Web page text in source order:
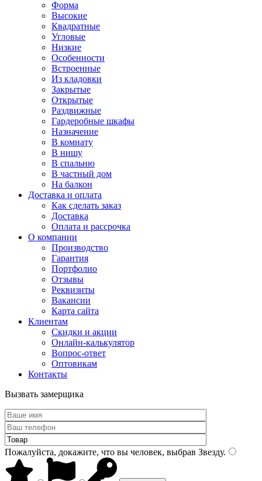
Форма
Высокие
Квадратные
Угловые
Низкие
Особенности
Встроенные
Из кладовки
Закрытые
Открытые
Раздвижные
Гардеробные шкафы
Назначение
В комнату
В нишу
В спальню
В частный дом
На балкон
Доставка и оплата
Как сделать заказ
Доставка
Оплата и рассрочка
О компании
Производство
Гарантия
Портфолио
Отзывы
Реквизиты
Вакансии
Карта сайта
Клиентам
Скидки и акции
Онлайн-калькулятор
Вопрос-ответ
Оптовикам
Контакты
Вызвать замерщика
Пожалуйста, докажите, что вы человек, выбрав Звезду.